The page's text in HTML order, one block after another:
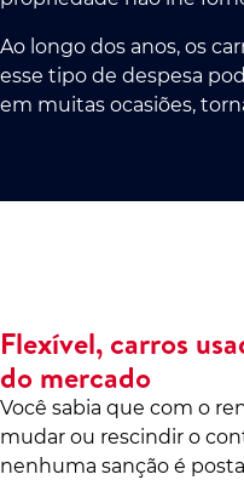
Ao longo dos anos, os
esse tipo de despesa
em muitas ocasiões,
Flexível, carros
do mercado
Você sabia que com o
mudar ou rescindir o
nenhuma sanção é